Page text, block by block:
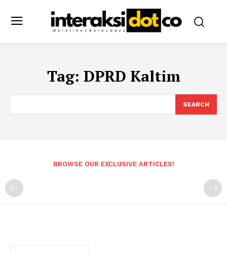
Tag: DPRD Kaltim
SEARCH
BROWSE OUR EXCLUSIVE ARTICLES!